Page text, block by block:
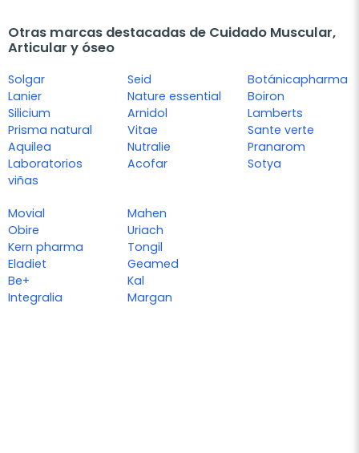
Otras marcas destacadas de Cuidado Muscular,
Articular y óseo
Solgar
Lanier
Silicium
Prisma natural
Aquilea
Laboratorios
viñas
Seid
Nature essential
Arnidol
Vitae
Nutralie
Acofar
Botánicapharma
Boiron
Lamberts
Sante verte
Pranarom
Sotya
Movial
Obire
Kern pharma
Eladiet
Be+
Integralia
Mahen
Uriach
Tongil
Geamed
Kal
Margan